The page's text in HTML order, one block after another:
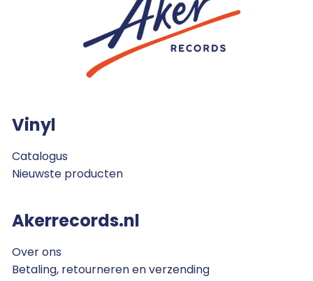
Vinyl
Catalogus
Nieuwste producten
Akerrecords.nl
Over ons
Betaling, retourneren en verzending